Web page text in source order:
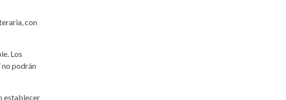
con
Los
no podrán
establecer